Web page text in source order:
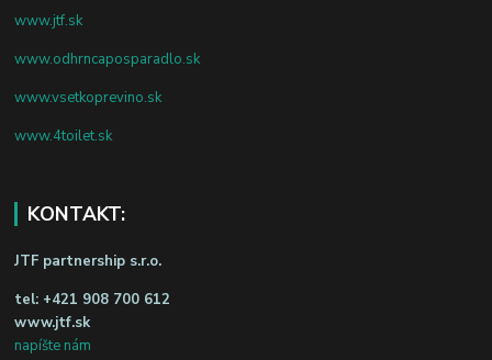
www.jtf.sk
www.odhrncaposparadlo.sk
www.vsetkoprevino.sk
www.4toilet.sk
KONTAKT:
JTF partnership s.r.o.
tel: +421 908 700 612
www.jtf.sk
napíšte nám